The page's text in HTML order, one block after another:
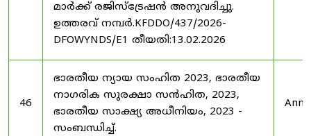
മാർക്ക് രജിസ്ട്രേഷൻ അനുവദിച്ചു.
ഉത്തരവ് നമ്പർ.KFDDO/437/2026-
DFOWYNDS/E1 തീയതി:13.02.2026
46
ഭാരതീയ ന്യായ സംഹിത 2023, ഭാരതീയ
നാഗരിക സുരക്ഷാ സൻഹിത, 2023,
ഭാരതീയ സാക്ഷ്യ അധീനിയം, 2023 -
സംബന്ധിച്ച്.